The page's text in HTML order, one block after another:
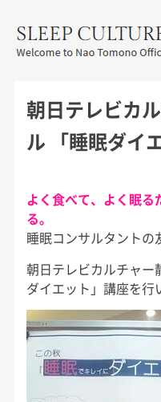
CULTURE
朝日テレビカ
ル 「睡眠ダイ
よく食べて、よく眠る
る。
睡眠コンサルタントの
朝日テレビカルチャー
ダイエット」講座を行